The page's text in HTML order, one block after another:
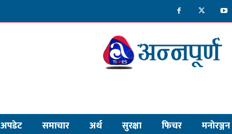
समाचार अर्थ सुरक्षा फिचर मनाेरञ्जन